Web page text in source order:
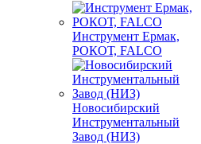
Инструмент Ермак,
РОКОТ, FALCO
Новосибирский
Инструментальный
Завод (НИЗ)